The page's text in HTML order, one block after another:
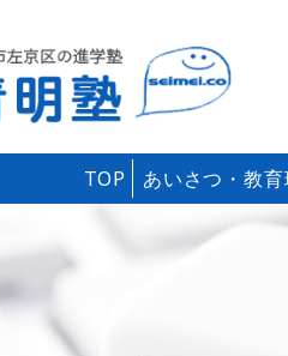
TOP あいさつ・教